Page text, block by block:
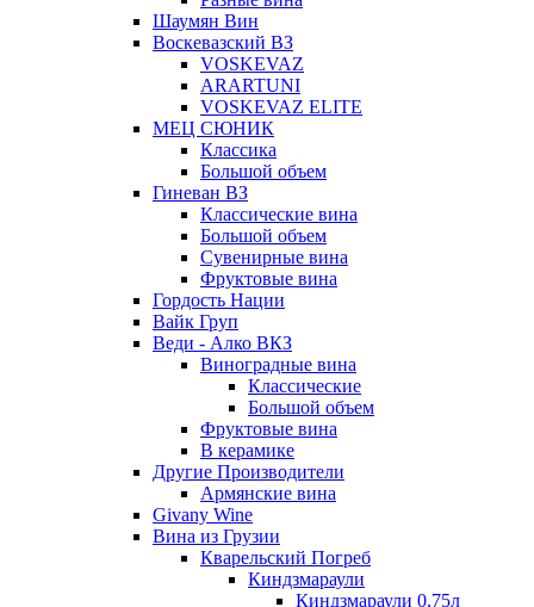
Шаумян Вин
Воскевазский ВЗ
VOSKEVAZ
ARARTUNI
VOSKEVAZ ELITE
МЕЦ СЮНИК
Классика
Большой объем
Гиневан ВЗ
Классические вина
Большой объем
Сувенирные вина
Фруктовые вина
Гордость Нации
Вайк Груп
Веди - Алко ВКЗ
Виноградные вина
Классические
Большой объем
Фруктовые вина
В керамике
Другие Производители
Армянские вина
Givany Wine
Вина из Грузии
Кварельский Погреб
Киндзмараули
Киндзмараули 0,75л